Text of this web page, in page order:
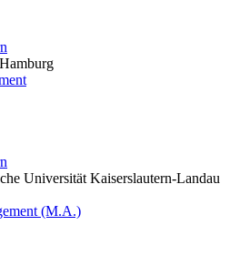
Universität Kaiserslautern-Landau
(M.A.)